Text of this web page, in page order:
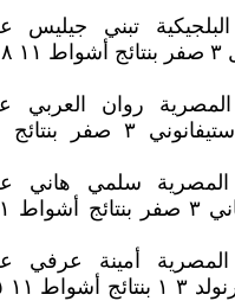
تبني جيليس
المصرية روان العربي
المصرية سلمي هاني
المصرية أمينة عرفي